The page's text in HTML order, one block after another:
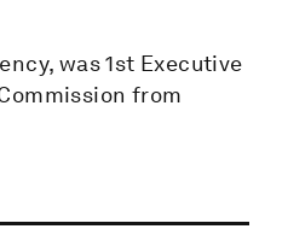
was 1st Executive
from